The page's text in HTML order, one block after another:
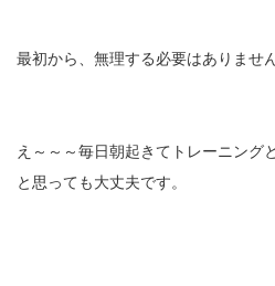
最初から、無理する必要はありません
え～～～毎日朝起きてトレーニング
と思っても大丈夫です。